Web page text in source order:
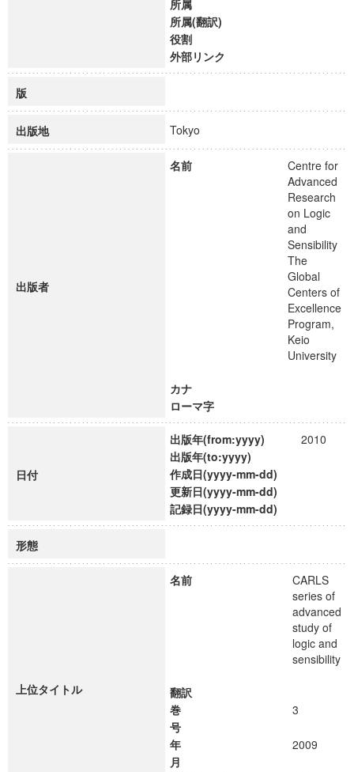
所属
所属(翻訳)
役割
外部リンク
版
出版地 Tokyo
出版者
名前
Centre for
Advanced
Research
on Logic
and
Sensibility
The
Global
Centers of
Excellence
Program,
Keio
University
カナ
ローマ字
日付
出版年(from:yyyy)
2010
出版年(to:yyyy)
作成日(yyyy-mm-dd)
更新日(yyyy-mm-dd)
記録日(yyyy-mm-dd)
形態
上位タイトル
名前
CARLS
series of
advanced
study of
logic and
sensibility
翻訳
巻
3
号
年
2009
月